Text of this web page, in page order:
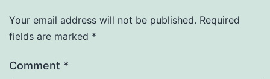
Your email address will not be published. Required
fields are marked *
Comment *